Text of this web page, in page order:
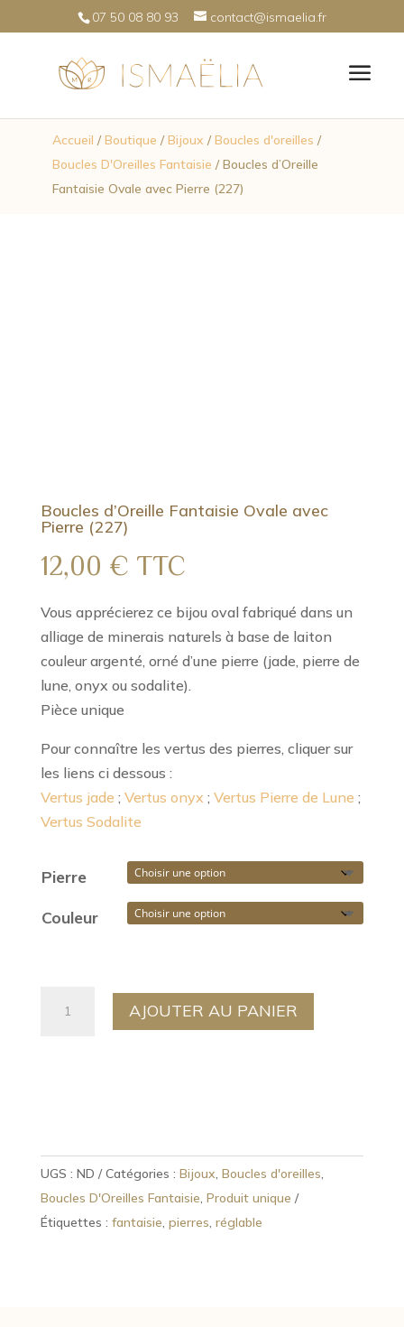
07 50 08 80 93 contact@ismaelia.fr
Accueil /Boutique /Bijoux /Boucles d'oreilles /
Boucles D'Oreilles Fantaisie / Boucles d’Oreille
Fantaisie Ovale avec Pierre (227)
Boucles d’Oreille Fantaisie Ovale avec
Pierre (227)
12,00 € TTC
Vous apprécierez ce bijou oval fabriqué dans un
alliage de minerais naturels à base de laiton
couleur argenté, orné d’une pierre (jade, pierre de
lune, onyx ou sodalite).
Pièce unique
Pour connaître les vertus des pierres, cliquer sur
les liens ci dessous :
Vertus jade ; Vertus onyx ; Vertus Pierre de Lune ;
Vertus Sodalite
Pierre
Couleur
Pierre
(227)
AJOUTER AU PANIER
UGS : ND Catégories : Bijoux, Boucles d'oreilles,
Boucles D'Oreilles Fantaisie, Produit unique
Étiquettes : fantaisie, pierres, réglable